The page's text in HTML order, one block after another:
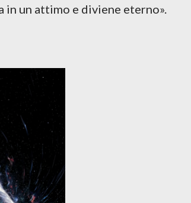
in un attimo e diviene eterno».